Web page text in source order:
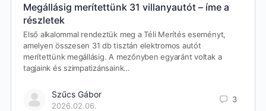
Megállásig merítettünk 31 villanyautót – íme a
részletek
Első alkalommal rendeztük meg a Téli Merítés eseményt,
amelyen összesen 31 db tisztán elektromos autót
merítettünk megállásig. A mezőnyben egyaránt voltak a
tagjaink és szimpatizánsaink…
Szűcs Gábor
2026.02.06.
3